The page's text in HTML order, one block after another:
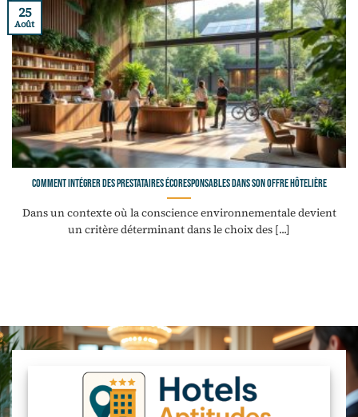
Comment intégrer des prestataires écoresponsables dans son offre hôtelière
Dans un contexte où la conscience environnementale devient
un critère déterminant dans le choix des [...]
25
Août